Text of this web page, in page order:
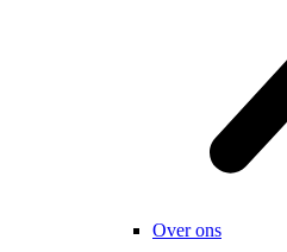
Over ons